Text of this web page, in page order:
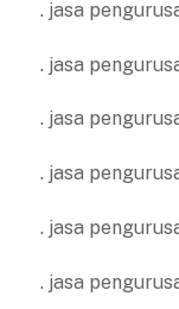
. jasa
. jasa
. jasa
. jasa
. jasa
. jasa